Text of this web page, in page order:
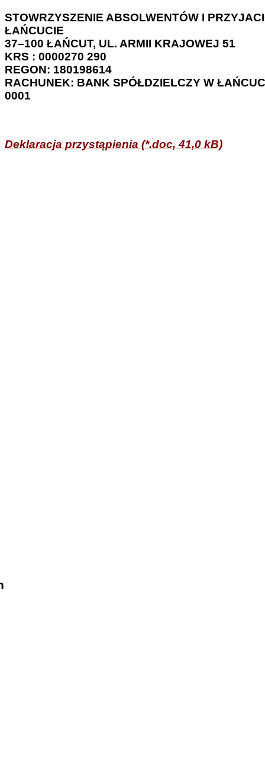
STOWRZYSZENIE ABSOLWENTÓW I
ŁAŃCUCIE
37–100 ŁAŃCUT, UL. ARMII KRAJOWEJ 51
KRS : 0000270 290
REGON: 180198614
RACHUNEK: BANK SPÓŁDZIELCZY W
0001
Deklaracja przystąpienia (*.doc, 41,0 kB)